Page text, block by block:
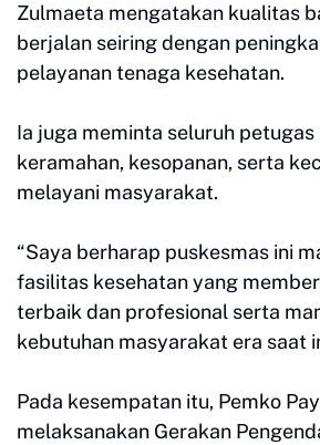
Zulmaeta mengatakan kualitas
berjalan seiring dengan
pelayanan tenaga kesehatan.
Ia juga meminta seluruh
keramahan, kesopanan, serta
melayani masyarakat.
“Saya berharap puskesmas ini
fasilitas kesehatan yang
terbaik dan profesional serta
kebutuhan masyarakat era saat
Pada kesempatan itu, Pemko
melaksanakan Gerakan